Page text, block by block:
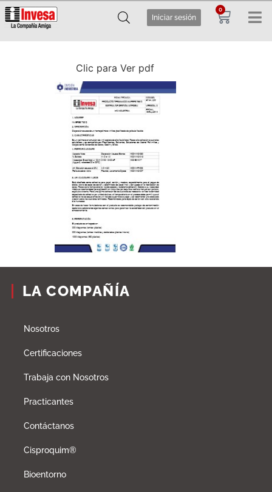
Iniciar sesión
0
Clic para Ver pdf
LA COMPAÑÍA
Nosotros
Certificaciones
Trabaja con Nosotros
Practicantes
Contáctanos
Cisproquim®
Bioentorno